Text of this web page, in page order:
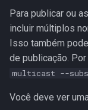
Para publicar ou
incluir múltiplos
Isso também
de publicação.
multicast --
Você deve ver